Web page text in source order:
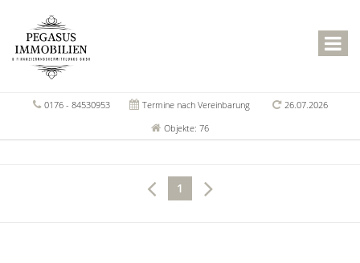
0176 - 84530953 Termine nach Vereinbarung
26.07.2026
Objekte: 76
1